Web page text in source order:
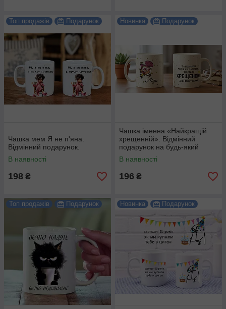
Топ продажів Подарунок
Чашка мем Я не п'яна.
Відмінний подарунок.
В наявності
198 ₴
Новинка Подарунок
Чашка іменна «Найкращій
хрещенній». Відмінний
подарунок на будь-який
привід.
В наявності
196 ₴
Топ продажів Подарунок Новинка Подарунок